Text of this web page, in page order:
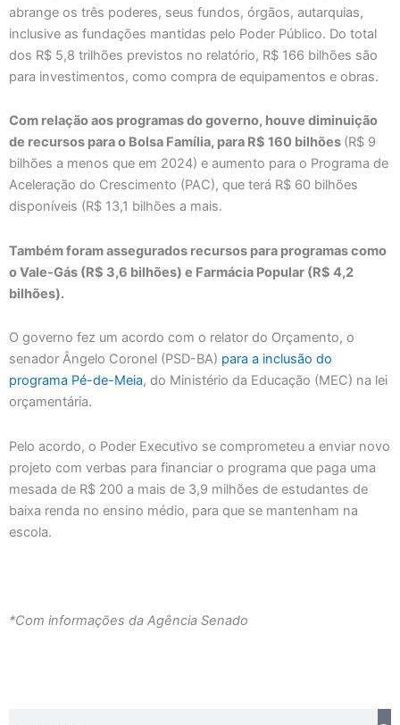
abrange os três poderes, seus fundos, órgãos, autarquias,
inclusive as fundações mantidas pelo Poder Público. Do total
dos R$ 5,8 trilhões previstos no relatório, R$ 166 bilhões são
para investimentos, como compra de equipamentos e obras.
Com relação aos programas do governo, houve diminuição
de recursos para o Bolsa Família, para R$ 160 bilhões (R$ 9
bilhões a menos que em 2024) e aumento para o Programa de
Aceleração do Crescimento (PAC), que terá R$ 60 bilhões
disponíveis (R$ 13,1 bilhões a mais.
Também foram assegurados recursos para programas como
o Vale-Gás (R$ 3,6 bilhões) e Farmácia Popular (R$ 4,2
bilhões).
O governo fez um acordo com o relator do Orçamento, o
senador Ângelo Coronel (PSD-BA) para a inclusão do
programa Pé-de-Meia, do Ministério da Educação (MEC) na lei
orçamentária.
Pelo acordo, o Poder Executivo se comprometeu a enviar novo
projeto com verbas para financiar o programa que paga uma
mesada de R$ 200 a mais de 3,9 milhões de estudantes de
baixa renda no ensino médio, para que se mantenham na
escola.
*Com informações da Agência Senado